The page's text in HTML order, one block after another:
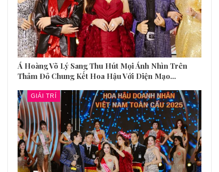
Á Hoàng Võ Lý Sang Thu Hút Mọi Ánh Nhìn Trên
Thảm Đỏ Chung Kết Hoa Hậu Với Diện Mạo…
GIẢI TRÍ